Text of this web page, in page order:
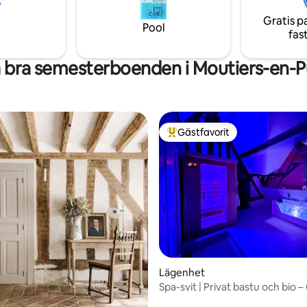
en paus för att koppla av och
badrum och ett stort
uppdelat i två delar.
Pool
Gratis
semesterboenden i Moutiers-en-
betyg, 20 omdömen
Populär gästfavorit
Gästfavorit
Lägenhet
Spa-svit | Privat bastu och bio –